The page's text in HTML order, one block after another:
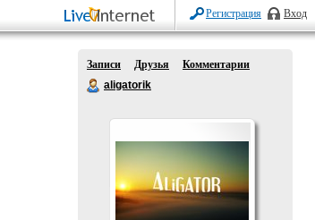
Регистрация Вход
Записи Друзья
Комментарии
aligatorik